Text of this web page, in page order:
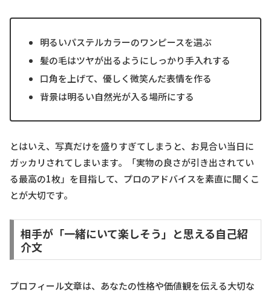
明るいパステルカラーのワンピースを選ぶ
髪の毛はツヤが出るようにしっかり手入れする
口角を上げて、優しく微笑んだ表情を作る
背景は明るい自然光が入る場所にする
とはいえ、写真だけを盛りすぎてしまうと、お見合い当日に
ガッカリされてしまいます。「実物の良さが引き出されてい
る最高の1枚」を目指して、プロのアドバイスを素直に聞くこ
とが大切です。
相手が「一緒にいて楽しそう」と思える自己紹
介文
プロフィール文章は、あなたの性格や価値観を伝える大切な